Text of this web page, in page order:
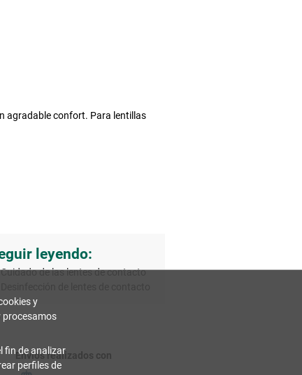
agradable confort. Para lentillas
leyendo:
Cuidado de las lentes de contacto
Envíos realizados con
y
procesamos
fin de analizar
perfiles de